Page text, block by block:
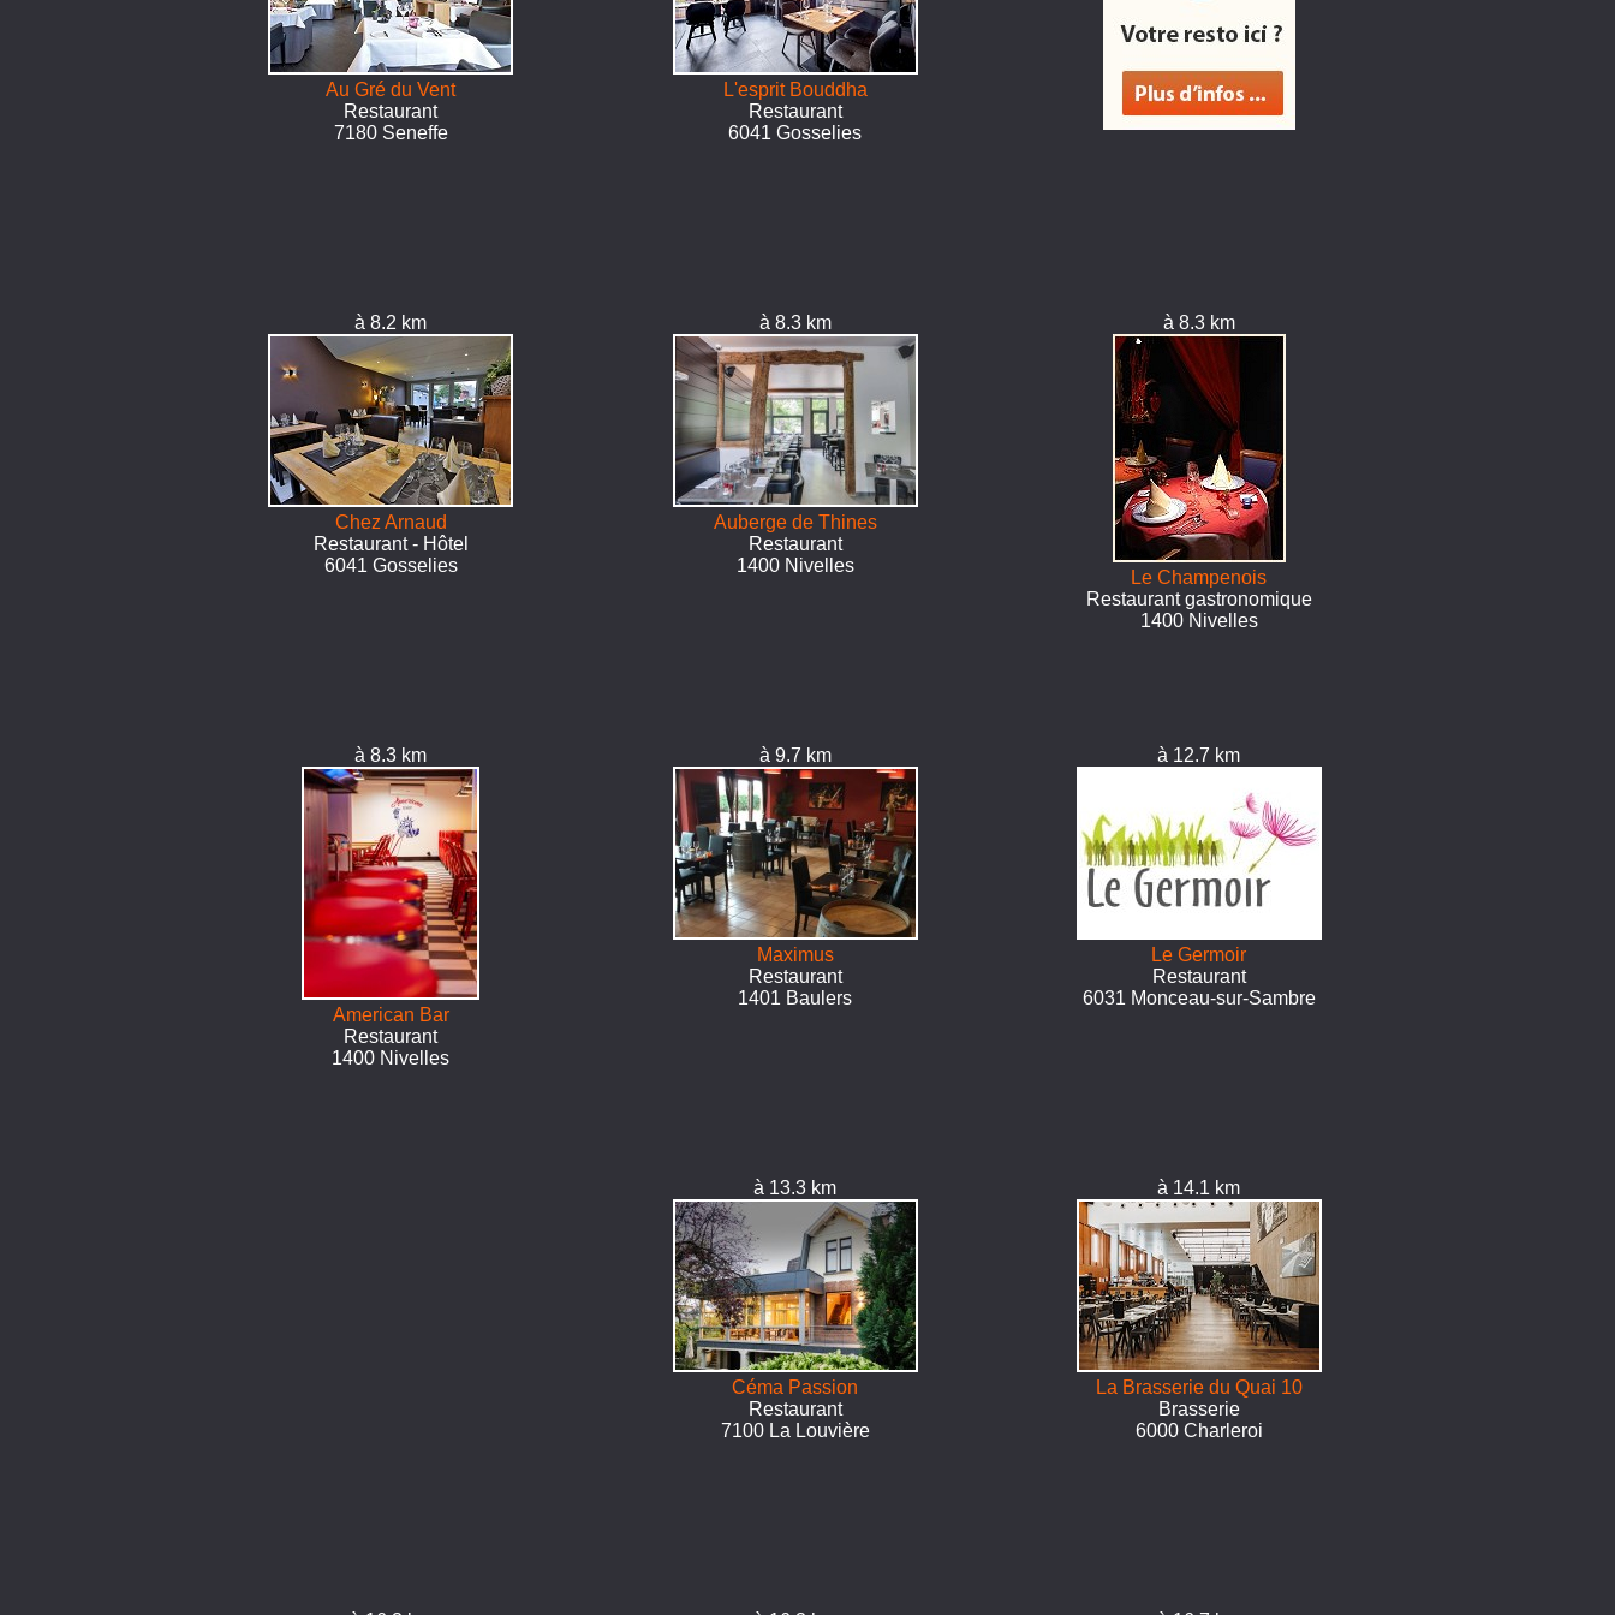
Au Gré du Vent
Restaurant
7180 Seneffe
L'esprit Bouddha
Restaurant
6041 Gosselies
à 8.2 km
Chez Arnaud
Restaurant - Hôtel
6041 Gosselies
à 8.3 km
Auberge de Thines
Restaurant
1400 Nivelles
à 8.3 km
Le Champenois
Restaurant gastronomique
1400 Nivelles
à 8.3 km
American Bar
Restaurant
1400 Nivelles
à 9.7 km
Maximus
Restaurant
1401 Baulers
à 12.7 km
Le Germoir
Restaurant
6031 Monceau-sur-Sambre
à 13.3 km
Céma Passion
Restaurant
7100 La Louvière
à 14.1 km
La Brasserie du Quai 10
Brasserie
6000 Charleroi